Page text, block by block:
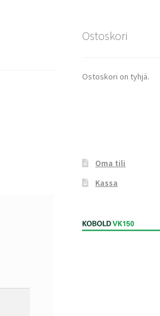
Ostoskori
Ostoskori on tyhjä.
Oma tili
Kassa